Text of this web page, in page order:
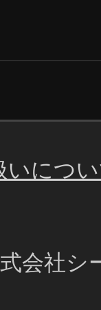
いにつ
式会社